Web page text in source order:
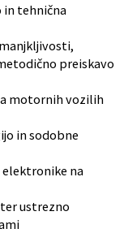
in tehnična
preiskavo
motornih vozilih
in sodobne
na
ustrezno